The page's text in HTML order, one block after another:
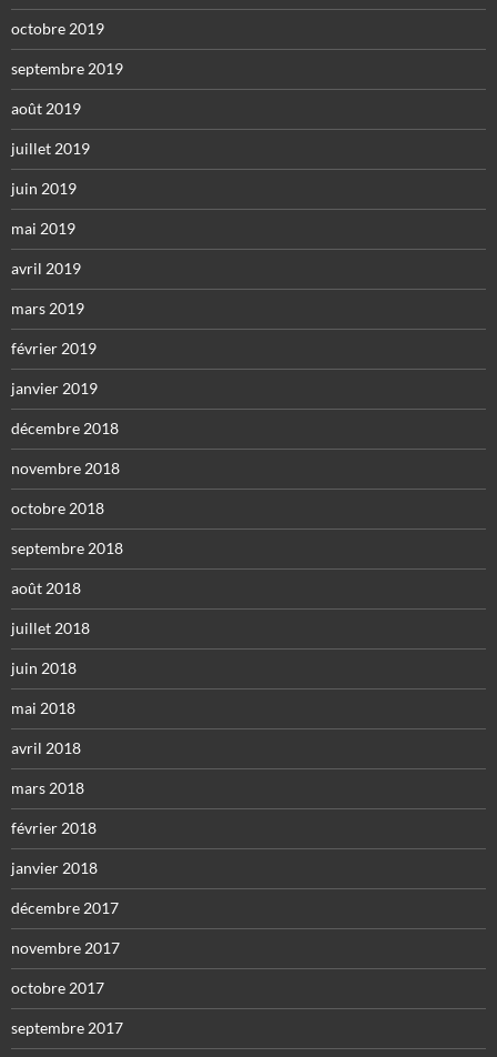
octobre 2019
septembre 2019
août 2019
juillet 2019
juin 2019
mai 2019
avril 2019
mars 2019
février 2019
janvier 2019
décembre 2018
novembre 2018
octobre 2018
septembre 2018
août 2018
juillet 2018
juin 2018
mai 2018
avril 2018
mars 2018
février 2018
janvier 2018
décembre 2017
novembre 2017
octobre 2017
septembre 2017